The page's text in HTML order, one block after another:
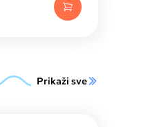
Prikaži sve